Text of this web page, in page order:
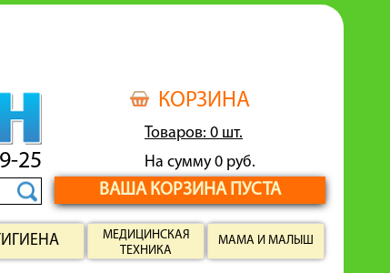
КОРЗИНА
Товаров: 0 шт.
На сумму 0 руб.
ВАША КОРЗИНА ПУСТА
25
МЕДИЦИНСКАЯ
ТЕХНИКА
МАМА И МАЛЫШ